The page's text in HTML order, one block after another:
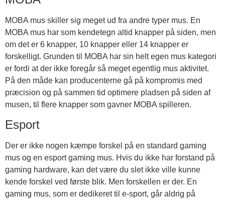
MOBA mus skiller sig meget ud fra andre typer mus. En
MOBA mus har som kendetegn altid knapper på siden, men
om det er 6 knapper, 10 knapper eller 14 knapper er
forskelligt. Grunden til MOBA har sin helt egen mus kategori
er fordi at der ikke foregår så meget egentlig mus aktivitet.
På den måde kan producenterne gå på kompromis med
præcision og på sammen tid optimere pladsen på siden af
musen, til flere knapper som gavner MOBA spilleren.
Esport
Der er ikke nogen kæmpe forskel på en standard gaming
mus og en esport gaming mus. Hvis du ikke har forstand på
gaming hardware, kan det være du slet ikke ville kunne
kende forskel ved første blik. Men forskellen er der. En
gaming mus, som er dedikeret til e-sport, går aldrig på